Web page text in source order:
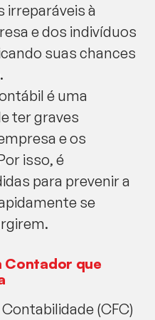
irreparáveis à
e dos indivíduos
suas chances
é uma
ter graves
e os
isso, é
para prevenir a
se
Contador que
(CFC)